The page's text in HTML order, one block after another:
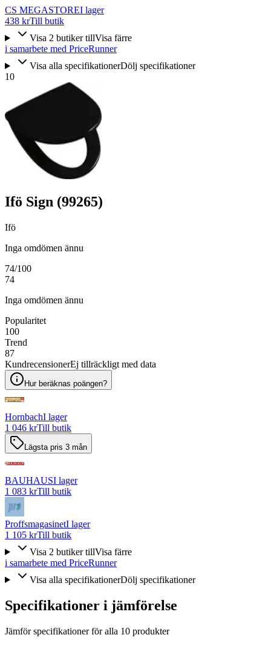
CS MEGASTOREI lager
438 krTill butik
Visa 2 butiker tillVisa färre
i samarbete med PriceRunner
Visa alla specifikationerDölj specifikationer
10
Ifö Sign (99265)
Ifö
Inga omdömen ännu
74/100
74
Inga omdömen ännu
Popularitet
100
Trend
87
KundrecensionerEj tillräckligt med data
Hur beräknas poängen?
HornbachI lager
1 046 krTill butik
Lägsta pris 3 mån
BAUHAUSI lager
1 083 krTill butik
ProffsmagasinetI lager
1 105 krTill butik
Visa 2 butiker tillVisa färre
i samarbete med PriceRunner
Visa alla specifikationerDölj specifikationer
Specifikationer i jämförelse
Jämför specifikationer för alla 10 produkter